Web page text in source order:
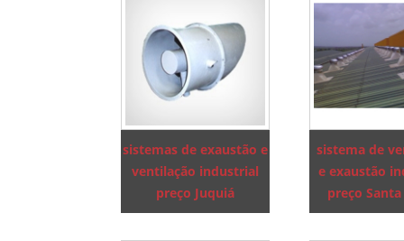
sistemas de exaustão e
ventilação industrial
preço Juquiá
sistema de
e exaustão
preço